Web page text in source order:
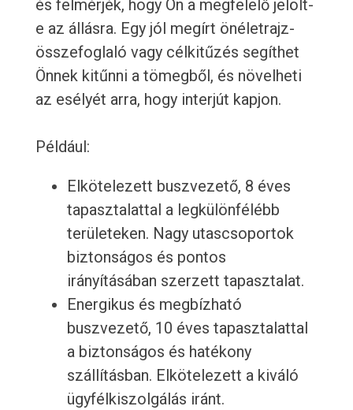
és felmérjék, hogy Ön a megfelelő jelölt-
e az állásra. Egy jól megírt önéletrajz-
összefoglaló vagy célkitűzés segíthet
Önnek kitűnni a tömegből, és növelheti
az esélyét arra, hogy interjút kapjon.
Például:
Elkötelezett buszvezető, 8 éves
tapasztalattal a legkülönfélébb
területeken. Nagy utascsoportok
biztonságos és pontos
irányításában szerzett tapasztalat.
Energikus és megbízható
buszvezető, 10 éves tapasztalattal
a biztonságos és hatékony
szállításban. Elkötelezett a kiváló
ügyfélkiszolgálás iránt.